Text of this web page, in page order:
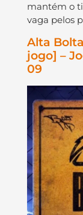
mantém o
vaga pelos
Alta
jogo] –
09